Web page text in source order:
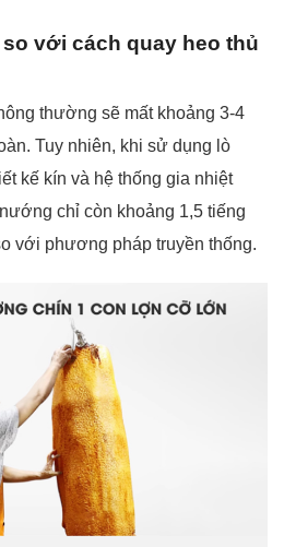
với cách quay heo thủ
thường sẽ mất khoảng 3-4
Tuy nhiên, khi sử dụng lò
kế kín và hệ thống gia nhiệt
chỉ còn khoảng 1,5 tiếng
với phương pháp truyền thống.